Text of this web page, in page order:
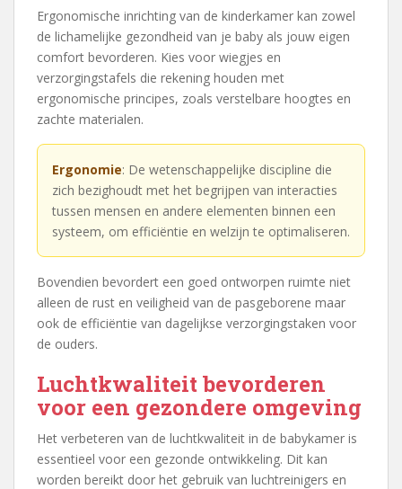
Ergonomische inrichting van de kinderkamer kan zowel
de lichamelijke gezondheid van je baby als jouw eigen
comfort bevorderen. Kies voor wiegjes en
verzorgingstafels die rekening houden met
ergonomische principes, zoals verstelbare hoogtes en
zachte materialen.
Ergonomie: De wetenschappelijke discipline die
zich bezighoudt met het begrijpen van interacties
tussen mensen en andere elementen binnen een
systeem, om efficiëntie en welzijn te optimaliseren.
Bovendien bevordert een goed ontworpen ruimte niet
alleen de rust en veiligheid van de pasgeborene maar
ook de efficiëntie van dagelijkse verzorgingstaken voor
de ouders.
Luchtkwaliteit bevorderen
voor een gezondere omgeving
Het verbeteren van de luchtkwaliteit in de babykamer is
essentieel voor een gezonde ontwikkeling. Dit kan
worden bereikt door het gebruik van luchtreinigers en